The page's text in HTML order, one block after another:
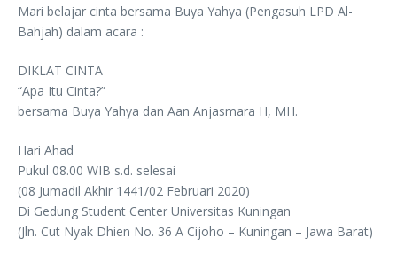
Mari belajar cinta bersama Buya Yahya (Pengasuh LPD Al-
Bahjah) dalam acara :
DIKLAT CINTA
“Apa Itu Cinta?”
bersama Buya Yahya dan Aan Anjasmara H, MH.
Hari Ahad
Pukul 08.00 WIB s.d. selesai
(08 Jumadil Akhir 1441/02 Februari 2020)
Di Gedung Student Center Universitas Kuningan
(Jln. Cut Nyak Dhien No. 36 A Cijoho – Kuningan – Jawa Barat)